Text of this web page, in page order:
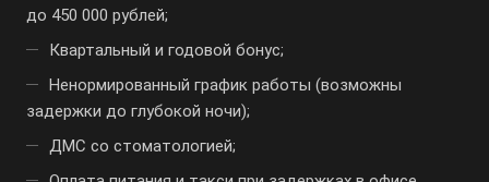
до 450 000 рублей;
Квартальный и годовой бонус;
Ненормированный график работы (возможны
задержки до глубокой ночи);
ДМС со стоматологией;